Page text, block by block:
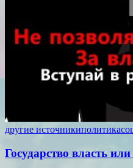
другие источникиполитика
Государство власть